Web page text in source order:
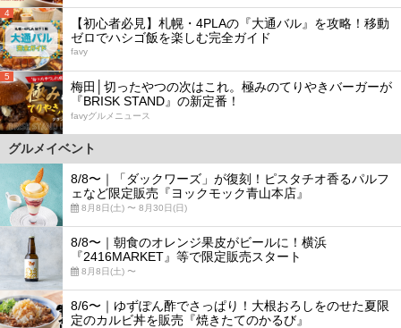
4
【初心者必見】札幌・4PLAの『大通バル』を攻略！移動
ゼロでハシゴ飯を楽しむ完全ガイド
favy
5
梅田│切ったやつの次はこれ。極みのてりやきバーガーが
『BRISK STAND』の新定番！
favyグルメニュース
グルメイベント
8/8〜｜「ダックワーズ」が復刻！ピスタチオ香るパルフ
ェなど限定販売『ヨックモック青山本店』
8月8日(土) 〜 8月30日(日)
8/8〜｜朝食のオレンジ果皮がビールに！横浜
『2416MARKET』等で限定販売スタート
8月8日(土) 〜
8/6〜｜ゆずぽん酢でさっぱり！大根おろしをのせた夏限
定のカルビ丼を販売『焼きたてのかるび』